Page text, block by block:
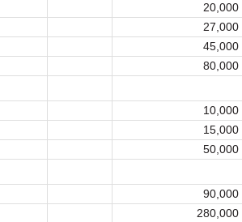
20,000
27,000
45,000
80,000
10,000
15,000
50,000
90,000
280,000